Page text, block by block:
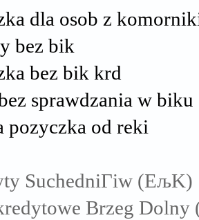
dla osob z
bez bik
bez bik krd
sprawdzania w biku
pozyczka od reki
SuchedniГіw (ЕљK)
Brzeg